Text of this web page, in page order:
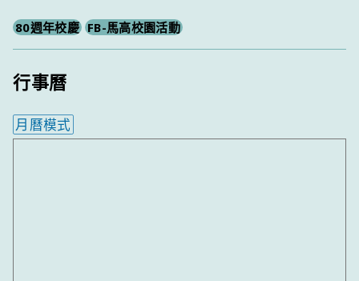
80週年校慶 FB-馬高校園活動
行事曆
月曆模式